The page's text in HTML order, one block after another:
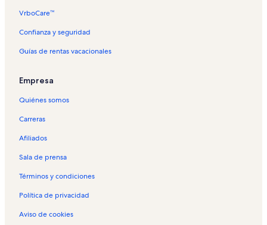
VrboCare™
Confianza y seguridad
Guías de rentas vacacionales
Empresa
Quiénes somos
Carreras
Afiliados
Sala de prensa
Términos y condiciones
Política de privacidad
Aviso de cookies